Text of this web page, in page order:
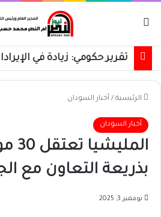
تقرير حكومي: زيادة في
الرئيسية / أخبار السودان
أخبار السودان
بذريعة التعاون مع
نوفمبر 3, 2025